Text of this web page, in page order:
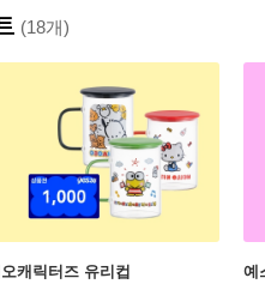
(18개)
캐릭터즈 유리컵 예